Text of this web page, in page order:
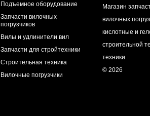
Подъемное оборудование
Запчасти вилочных
погрузчиков
Вилы и удлинители вил
Запчасти для стройтехники
Строительная техника
Вилочные погрузчики
Магазин
вилочных
кислотные и
строительной
техники.
© 2026